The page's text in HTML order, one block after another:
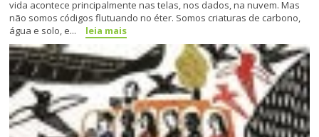
vida acontece principalmente nas telas, nos dados, na nuvem. Mas
não somos códigos flutuando no éter. Somos criaturas de carbono,
água e solo, e...
leia mais